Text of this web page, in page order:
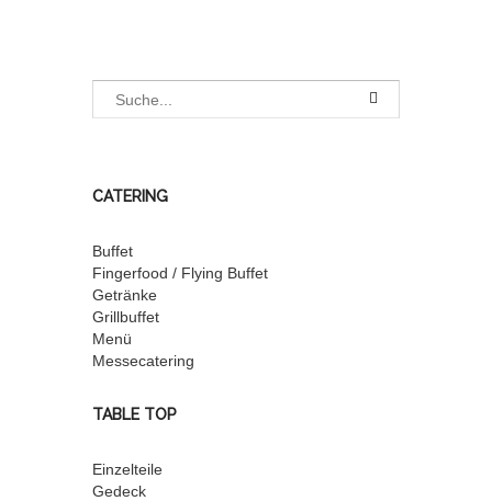
CATERING
Buffet
Fingerfood / Flying Buffet
Getränke
Grillbuffet
Menü
Messecatering
TABLE TOP
Einzelteile
Gedeck